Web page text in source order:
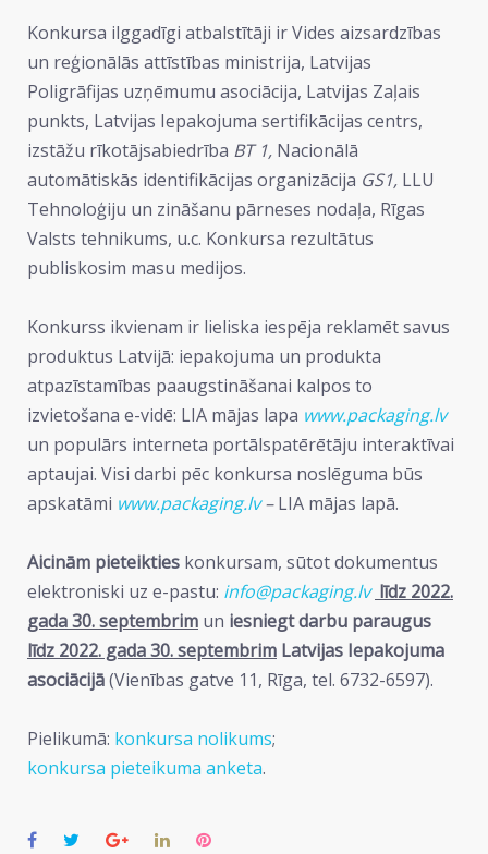
Konkursa ilggadīgi atbalstītāji ir Vides aizsardzības
un reģionālās attīstības ministrija, Latvijas
Poligrāfijas uzņēmumu asociācija, Latvijas Zaļais
punkts, Latvijas Iepakojuma sertifikācijas centrs,
izstāžu rīkotājsabiedrība BT 1, Nacionālā
automātiskās identifikācijas organizācija GS1, LLU
Tehnoloģiju un zināšanu pārneses nodaļa, Rīgas
Valsts tehnikums, u.c. Konkursa rezultātus
publiskosim masu medijos.
Konkurss ikvienam ir lieliska iespēja reklamēt savus
produktus Latvijā: iepakojuma un produkta
atpazīstamības paaugstināšanai kalpos to
izvietošana e-vidē: LIA mājas lapa www.packaging.lv
un populārs interneta portālspatērētāju interaktīvai
aptaujai. Visi darbi pēc konkursa noslēguma būs
apskatāmi www.packaging.lv–LIA mājas lapā.
Aicinām pieteikties konkursam, sūtot dokumentus
elektroniski uz e-pastu: info@packaging.lv līdz 2022.
gada 30. septembrim un iesniegt darbu paraugus
līdz 2022. gada 30. septembrim Latvijas Iepakojuma
asociācijā(Vienības gatve 11, Rīga, tel. 6732-6597).
Pielikumā: konkursa nolikums;
konkursa pieteikuma anketa.
Facebook
TwitterGoogle+LinkedInPinterest